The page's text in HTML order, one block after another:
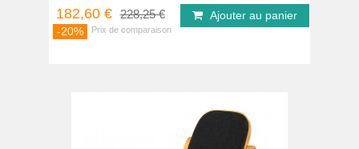
182,60 € 228,25 €
-20%
Ajouter au panier